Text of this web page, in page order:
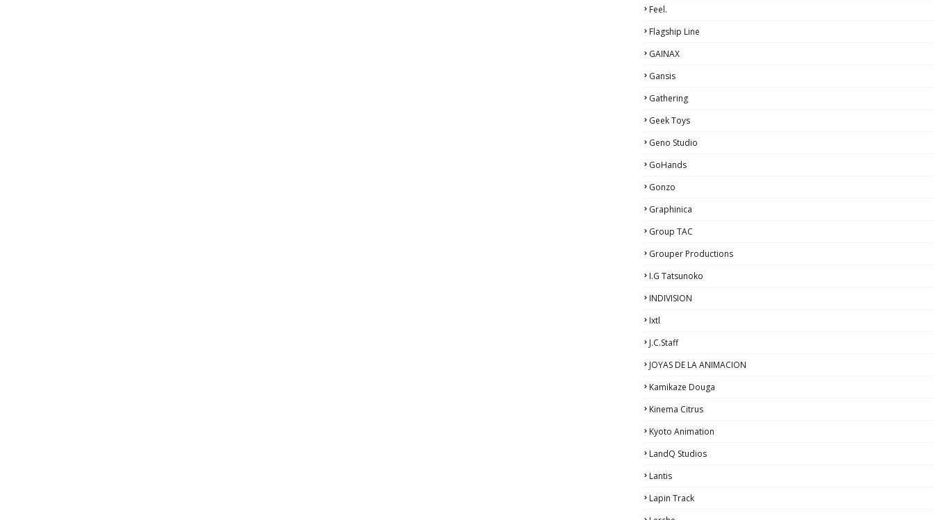
Feel.
Flagship Line
GAINAX
Gansis
Gathering
Geek Toys
Geno Studio
GoHands
Gonzo
Graphinica
Group TAC
Grouper Productions
I.G Tatsunoko
INDIVISION
Ixtl
J.C.Staff
JOYAS DE LA ANIMACION
Kamikaze Douga
Kinema Citrus
Kyoto Animation
LandQ Studios
Lantis
Lapin Track